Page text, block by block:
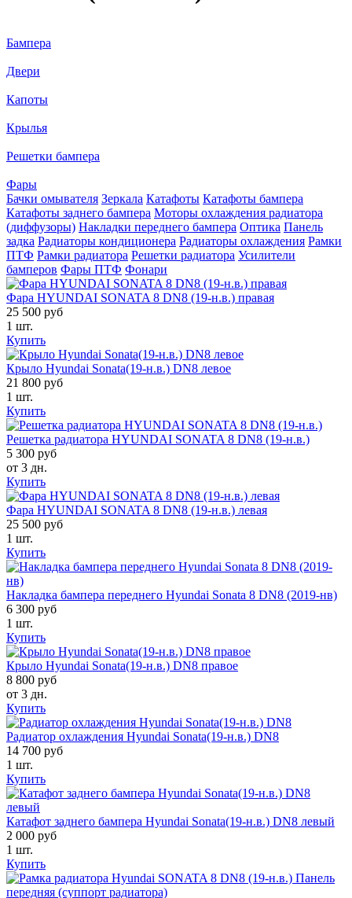
Бампера
Двери
Капоты
Крылья
Решетки бампера
Фары
Бачки омывателя Зеркала Катафоты Катафоты бампера
Катафоты заднего бампера Моторы охлаждения радиатора
(диффузоры) Накладки переднего бампера Оптика Панель
задка Радиаторы кондиционера Радиаторы охлаждения Рамки
ПТФ Рамки радиатора Решетки радиатора Усилители
бамперов Фары ПТФ Фонари
Фара HYUNDAI SONATA 8 DN8 (19-н.в.) правая
25 500 руб
1 шт.
Купить
Крыло Hyundai Sonata(19-н.в.) DN8 левое
21 800 руб
1 шт.
Купить
Решетка радиатора HYUNDAI SONATA 8 DN8 (19-н.в.)
5 300 руб
от 3 дн.
Купить
Фара HYUNDAI SONATA 8 DN8 (19-н.в.) левая
25 500 руб
1 шт.
Купить
Накладка бампера переднего Hyundai Sonata 8 DN8 (2019-нв)
6 300 руб
1 шт.
Купить
Крыло Hyundai Sonata(19-н.в.) DN8 правое
8 800 руб
от 3 дн.
Купить
Радиатор охлаждения Hyundai Sonata(19-н.в.) DN8
14 700 руб
1 шт.
Купить
Катафот заднего бампера Hyundai Sonata(19-н.в.) DN8 левый
2 000 руб
1 шт.
Купить